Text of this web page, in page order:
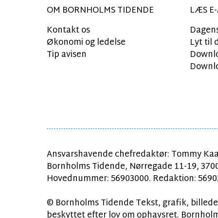
OM BORNHOLMS TIDENDE
Kontakt os
Økonomi og ledelse
Tip avisen
LÆS
Lyt til
Ansvarshavende chefredaktør: Tommy
Bornholms Tidende, Nørregade 11-19,
Hovednummer: 56903000. Redaktion:
© Bornholms Tidende Tekst, grafik,